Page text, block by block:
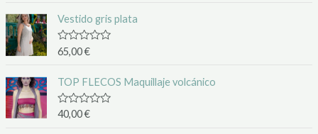
o
n
0
d
e
o
a
d
o
o
n
0
d
e
Vestido gris plata
V
o
a
d
o
65,00€
TOP FLECOS Maquillaje volcánico
V
40,00€